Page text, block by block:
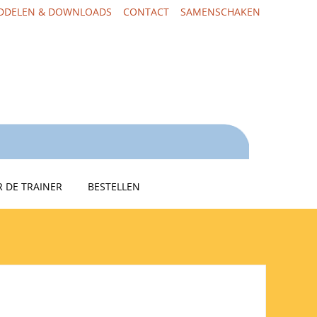
& DOWNLOADS CONTACT SAMENSCHAKEN
DE TRAINER BESTELLEN